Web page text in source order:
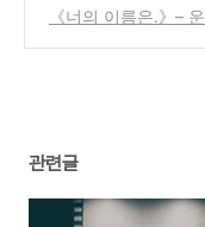
던지는 메시지
(2)
《너의 이름은.》–
관련글